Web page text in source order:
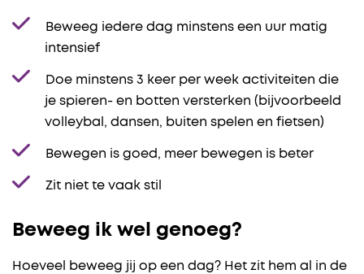
Beweeg iedere dag minstens een uur matig
intensief
Doe minstens 3 keer per week activiteiten die
je spieren- en botten versterken (bijvoorbeeld
volleybal, dansen, buiten spelen en fietsen)
Bewegen is goed, meer bewegen is beter
Zit niet te vaak stil
Beweeg ik wel genoeg?
Hoeveel beweeg jij op een dag? Het zit hem al in de